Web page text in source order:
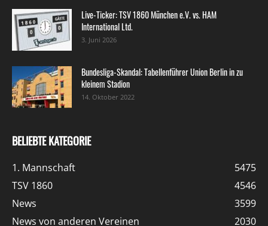
Live-Ticker: TSV 1860 München e.V. vs. HAM
International Ltd.
3. Juni 2026
Bundesliga-Skandal: Tabellenführer Union Berlin in zu
kleinem Stadion
14. Oktober 2022
BELIEBTE KATEGORIE
1. Mannschaft
5475
TSV 1860
4546
News
3599
News von anderen Vereinen
2030